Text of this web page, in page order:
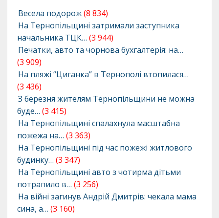
Весела подорож(8 834)
На Тернопільщині затримали заступника
начальника ТЦК… (3 944)
Печатки, авто та чорнова бухгалтерія: на…
(3 909)
На пляжі “Циганка” в Тернополі втопилася…
(3 436)
З березня жителям Тернопільщини не можна
буде… (3 415)
На Тернопільщині спалахнула масштабна
пожежа на… (3 363)
На Тернопільщині під час пожежі житлового
будинку… (3 347)
На Тернопільщині авто з чотирма дітьми
потрапило в… (3 256)
На війні загинув Андрій Дмитрів: чекала мама
сина, а… (3 160)